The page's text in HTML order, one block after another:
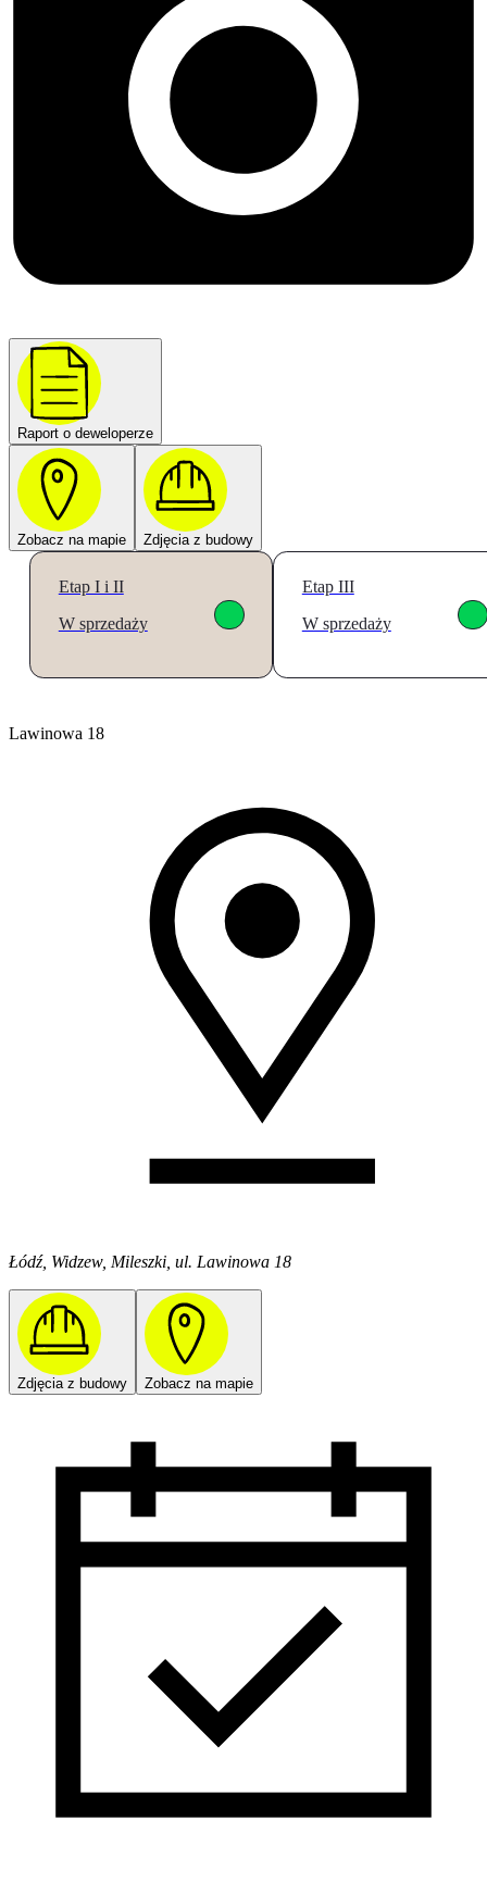
Raport o deweloperze
Zobacz na mapie Zdjęcia z budowy
Etap I i II
W sprzedaży
Etap III
W sprzedaży
Lawinowa 18
Łódź, Widzew, Mileszki, ul. Lawinowa 18
Zdjęcia z budowy Zobacz na mapie